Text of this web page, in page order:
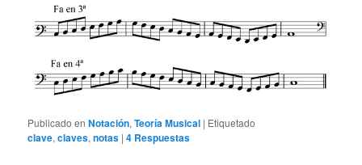
Publicado en Notación,Teoría Musical | Etiquetado
clave,claves,notas |4 Respuestas